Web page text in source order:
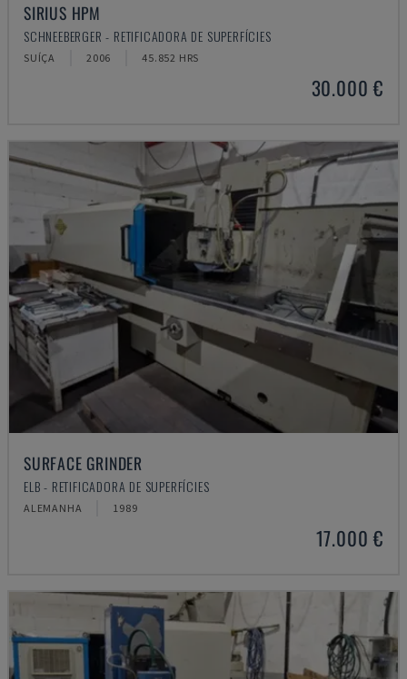
SIRIUS HPM
SCHNEEBERGER - RETIFICADORA DE SUPERFÍCIES
SUÍÇA 2006 45.852 HRS
30.000 €
SURFACE GRINDER
ELB - RETIFICADORA DE SUPERFÍCIES
ALEMANHA 1989
17.000 €